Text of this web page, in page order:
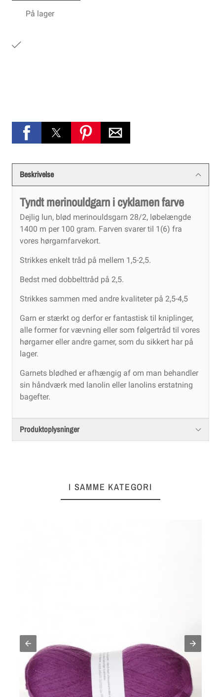
På lager
Beskrivelse
Tyndt merinouldgarn i cyklamen farve
Dejlig lun, blød merinouldsgarn 28/2, løbelængde
1400 m per 100 gram. Farven svarer til 1(6) fra
vores hørgarnfarvekort.
Strikkes enkelt tråd på mellem 1,5-2,5.
Bedst med dobbelttråd på 2,5.
Strikkes sammen med andre kvaliteter på 2,5-4,5
Garn er stærkt og derfor er fantastisk til kniplinger,
alle former for vævning eller som følgertråd til vores
hørgarner eller andre garner, som du sikkert har på
lager.
Garnets blødhed er afhængig af om man behandler
sin håndværk med lanolin eller lanolins erstatning
bagefter.
Produktoplysninger
I SAMME KATEGORI